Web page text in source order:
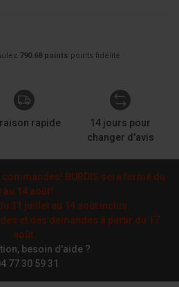
790.68 points points fidélité
rapide
14 jours pour
changer d'avis
BURDIS sera fermé du
au 14 août!
31 juillet au 14 août inclus.
et des demandes à partir du 17
août.
besoin d'aide ?
77 30 59 31